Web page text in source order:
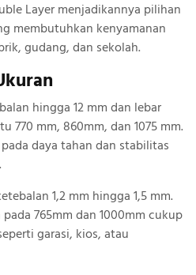
Layer menjadikannya pilihan
membutuhkan kenyamanan
gudang, dan sekolah.
hingga 12 mm dan lebar
770 mm, 860mm, dan 1075 mm.
daya tahan dan stabilitas
1,2 mm hingga 1,5 mm.
765mm dan 1000mm cukup
garasi, kios, atau